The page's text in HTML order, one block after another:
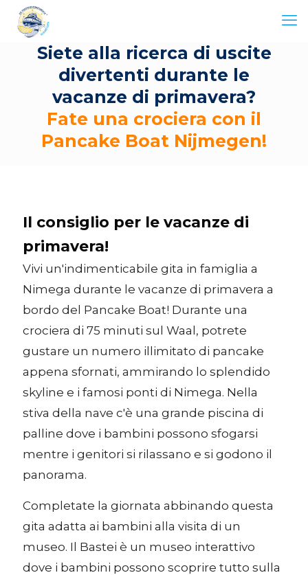
Siete alla ricerca di uscite
divertenti durante le
vacanze di primavera?
Fate una crociera con il
Pancake Boat Nijmegen!
Il consiglio per le vacanze di
primavera!
Vivi un'indimenticabile gita in famiglia a
Nimega durante le vacanze di primavera a
bordo del Pancake Boat! Durante una
crociera di 75 minuti sul Waal, potrete
gustare un numero illimitato di pancake
appena sfornati, ammirando lo splendido
skyline e i famosi ponti di Nimega. Nella
stiva della nave c'è una grande piscina di
palline dove i bambini possono sfogarsi
mentre i genitori si rilassano e si godono il
panorama.
Completate la giornata abbinando questa
gita adatta ai bambini alla visita di un
museo. Il Bastei è un museo interattivo
dove i bambini possono scoprire tutto sulla